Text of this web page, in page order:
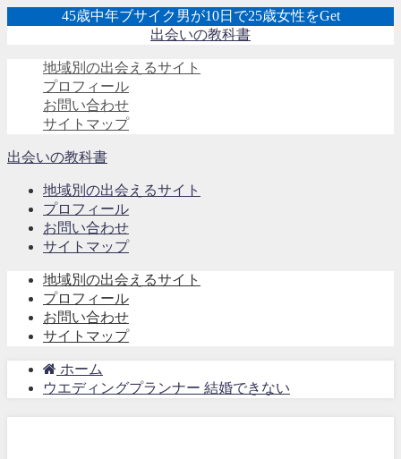
45歳中年ブサイク男が10日で25歳女性をGet
出会いの教科書
地域別の出会えるサイト
プロフィール
お問い合わせ
サイトマップ
出会いの教科書
地域別の出会えるサイト
プロフィール
お問い合わせ
サイトマップ
地域別の出会えるサイト
プロフィール
お問い合わせ
サイトマップ
ホーム
ウエディングプランナー 結婚できない